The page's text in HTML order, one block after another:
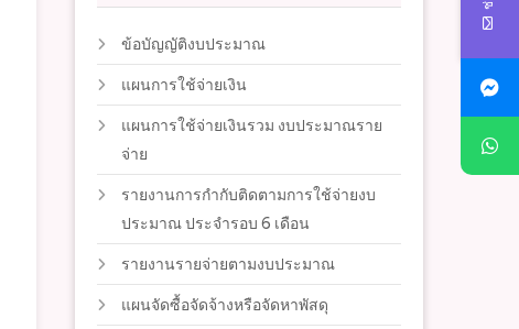
ข้อบัญญัติงบประมาณ
แผนการใช้จ่ายเงิน
แผนการใช้จ่ายเงินรวม งบประมาณราย
จ่าย
รายงานการกำกับติดตามการใช้จ่ายงบ
ประมาณ ประจำรอบ 6 เดือน
รายงานรายจ่ายตามงบประมาณ
แผนจัดซื้อจัดจ้างหรือจัดหาพัสดุ